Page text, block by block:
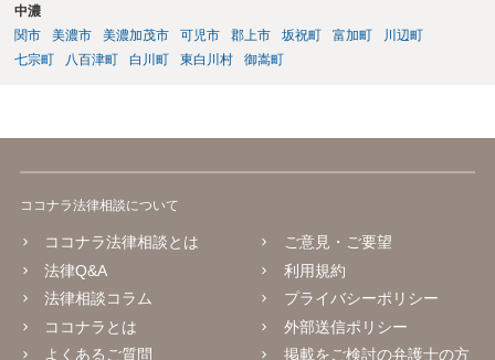
中濃
関市
美濃市 美濃加茂市 可児市 郡上市 坂祝町 富加町
川辺町
七宗町
八百津町 白川町 東白川村 御嵩町
ココナラ法律相談について
ココナラ法律相談とは
法律Q&A
法律相談コラム
ココナラとは
よくあるご質問
ご意見・ご要望
利用規約
プライバシーポリシー
外部送信ポリシー
掲載をご検討の弁護士の方